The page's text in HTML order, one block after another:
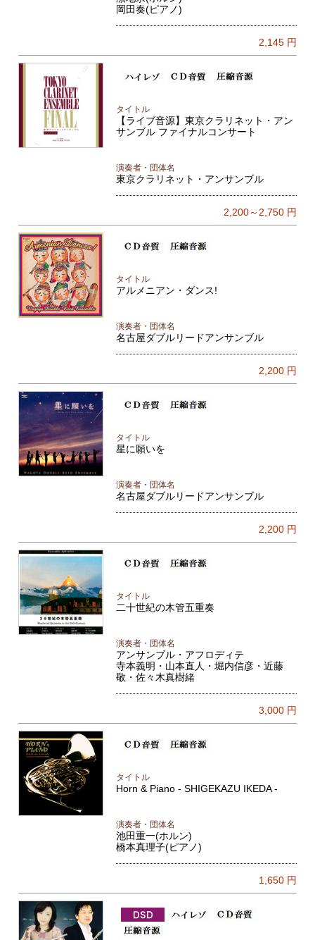
岡田奏(ピアノ)
2,145円
タイトル
【ライブ音源】東京クラリネット・アン
サンブル ファイナルコンサート
演奏者・団体名
東京クラリネット・アンサンブル
2,200～2,750円
タイトル
アルメニアン・ダンス!
演奏者・団体名
名古屋ダブルリードアンサンブル
2,200円
タイトル
星に願いを
演奏者・団体名
名古屋ダブルリードアンサンブル
2,200円
タイトル
二十世紀の木管五重奏
演奏者・団体名
アンサンブル・アフロディテ
寺本義明・山本直人・堀内信彦・近藤
敬・佐々木真樹緒
3,000円
タイトル
Horn & Piano - SHIGEKAZU IKEDA -
演奏者・団体名
池田重一(ホルン)
橋本真理子(ピアノ)
1,650円